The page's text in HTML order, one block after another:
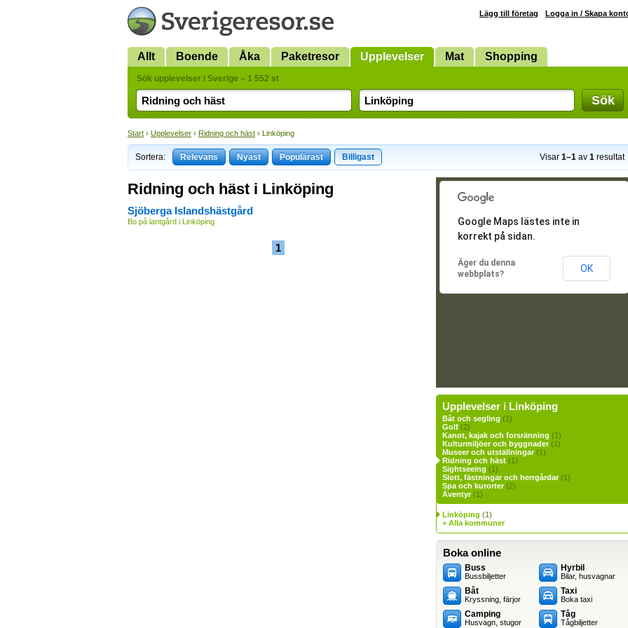
Lägg till företag Logga in / Skapa
Allt Boende Åka Paketresor Upplevelser Mat Shopping
Sök upplevelser i Sverige – 1 552 st
Sök
Start › Upplevelser › Ridning och häst › Linköping
Sortera: Relevans Nyast Populärast Billigast Visar 1–1 av 1 resultat
Ridning och häst i Linköping
Sjöberga Islandshästgård
Bo på lantgård i Linköping
1
Google Maps lästes inte in
korrekt på sidan.
Äger du denna
webbplats?
OK
Upplevelser i Linköping
Båt och segling (1)
Golf (2)
Kanot, kajak och forsränning (1)
Kulturmiljöer och byggnader(1)
Museer och utställningar(1)
Ridning och häst (1)
Sightseeing (1)
Slott, fästningar och herrgårdar(1)
Spa och kurorter(2)
Äventyr(1)
Linköping (1)
+ Alla kommuner
Boka online
Buss
Bussbiljetter
Båt
Kryssning, färjor
Camping
Husvagn, stugor
Hyrbil
Bilar, husvagnar
Taxi
Boka taxi
Tåg
Tågbiljetter